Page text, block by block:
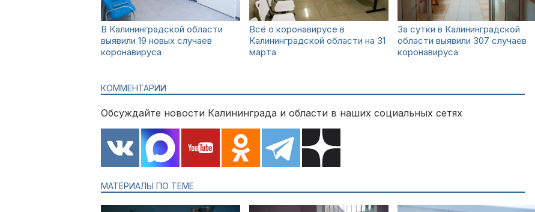
В Калининградской области
выявили 19 новых случаев
коронавируса
Всё о коронавирусе в
Калининградской области на 31
марта
За сутки в Калининградской
области выявили 307 случаев
коронавируса
КОММЕНТАРИИ
Обсуждайте новости Калининграда и области в наших социальных сетях
МАТЕРИАЛЫ ПО ТЕМЕ